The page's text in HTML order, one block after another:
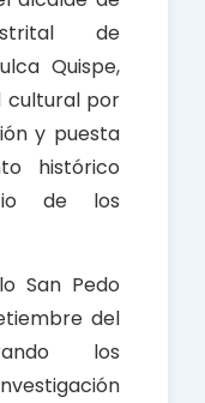
de
Quispe,
cultural por
y puesta
histórico
de los
San Pedo
del
los